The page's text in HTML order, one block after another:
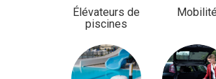
Élévateurs de
piscines
Mobilité